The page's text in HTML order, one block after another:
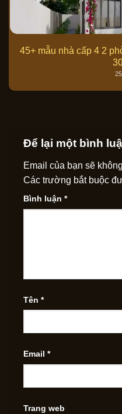
45+ mẫu nhà cấp 4 2
Để lại một bình
Email của bạn sẽ
Các trường bắt buộc
Bình luận *
Tên *
Email *
Trang web